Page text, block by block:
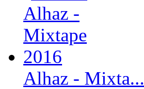
Alhaz - Mixta...